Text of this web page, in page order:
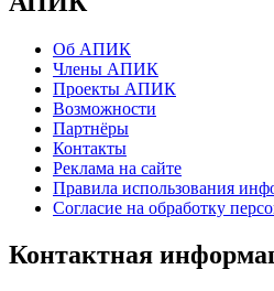
Об АПИК
Члены АПИК
Проекты АПИК
Возможности
Партнёры
Контакты
Реклама на сайте
Правила использования
Согласие на обработку
Контактная